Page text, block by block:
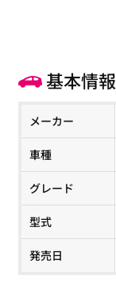
基本情報
メーカー
車種
グレード
型式
発売日